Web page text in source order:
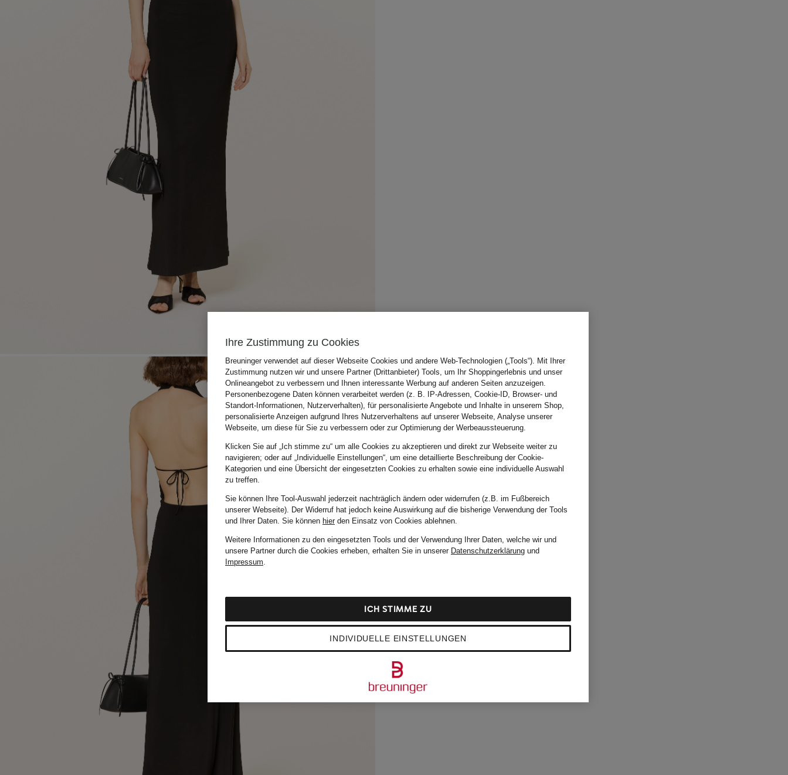
Ihre Zustimmung zu Cookies
Breuninger verwendet auf dieser Webseite Cookies und andere Web-Technologien („Tools“). Mit Ihrer
Zustimmung nutzen wir und unsere Partner (Drittanbieter) Tools, um Ihr Shoppingerlebnis und unser
Onlineangebot zu verbessern und Ihnen interessante Werbung auf anderen Seiten anzuzeigen.
Personenbezogene Daten können verarbeitet werden (z. B. IP-Adressen, Cookie-ID, Browser- und
Standort-Informationen, Nutzerverhalten), für personalisierte Angebote und Inhalte in unserem Shop,
personalisierte Anzeigen aufgrund Ihres Nutzerverhaltens auf unserer Webseite, Analyse unserer
Webseite, um diese für Sie zu verbessern oder zur Optimierung der Werbeaussteuerung.
Klicken Sie auf „Ich stimme zu“ um alle Cookies zu akzeptieren und direkt zur Webseite weiter zu
navigieren; oder auf „Individuelle Einstellungen“, um eine detaillierte Beschreibung der Cookie-
Kategorien und eine Übersicht der eingesetzten Cookies zu erhalten sowie eine individuelle Auswahl
zu treffen.
Sie können Ihre Tool-Auswahl jederzeit nachträglich ändern oder widerrufen (z.B. im Fußbereich
unserer Webseite). Der Widerruf hat jedoch keine Auswirkung auf die bisherige Verwendung der Tools
und Ihrer Daten. Sie können hierden Einsatz von Cookies ablehnen.
Weitere Informationen zu den eingesetzten Tools und der Verwendung Ihrer Daten, welche wir und
unsere Partner durch die Cookies erheben, erhalten Sie in unserer Datenschutzerklärung und
Impressum.
INDIVIDUELLE EINSTELLUNGEN
ICH STIMME ZU